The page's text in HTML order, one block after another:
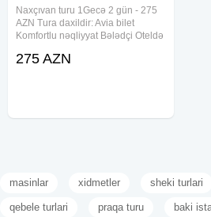
Naxçıvan turu 1Gecə 2 gün - 275
AZN Tura daxildir: Avia bilet
Komfortlu nəqliyyat Bələdçi Oteldə
yeməyi (2 dəfə) Çay süfrəsi
275 AZN
masinlar xidmetler sheki turlari
qebele turlari praqa turu baki